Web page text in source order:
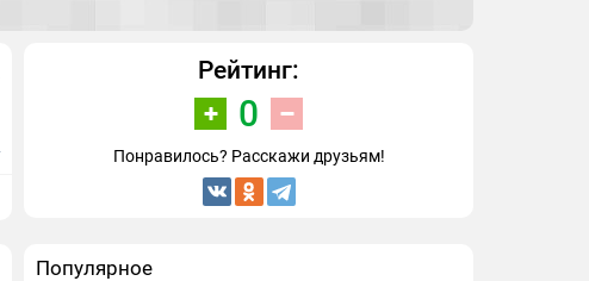
Рейтинг:
0
Понравилось? Расскажи друзьям!
Популярное